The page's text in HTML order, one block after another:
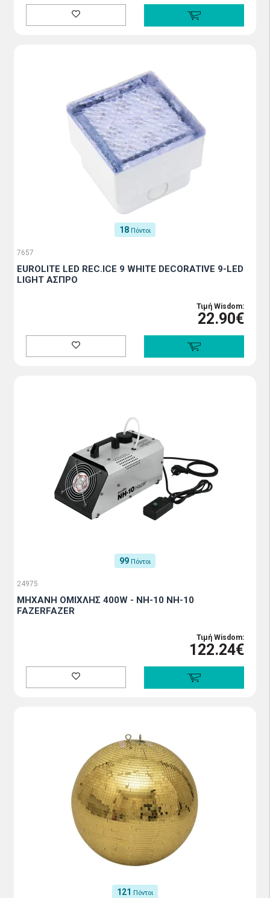
18 Πόντοι
7657
EUROLITE LED REC.ICE 9 WHITE DECORATIVE 9-LED
LIGHT ΑΣΠΡΟ
Τιμή Wisdom:
22.90€
99 Πόντοι
24975
ΜΗΧΑΝΗ ΟΜΙΧΛΗΣ 400W - NH-10 NH-10
FAZERFAZER
Τιμή Wisdom:
122.24€
121 Πόντοι